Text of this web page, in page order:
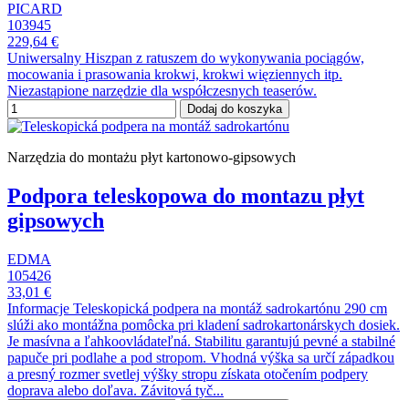
PICARD
103945
229,64 €
Uniwersalny Hiszpan z ratuszem do wykonywania pociągów,
mocowania i prasowania krokwi, krokwi więziennych itp.
Niezastąpione narzędzie dla współczesnych teaserów.
Dodaj do koszyka
Narzędzia do montażu płyt kartonowo-gipsowych
Podpora teleskopowa do montazu płyt
gipsowych
EDMA
105426
33,01 €
Informacje Teleskopická podpera na montáž sadrokartónu 290 cm
slúži ako montážna pomôcka pri kladení sadrokartonárskych dosiek.
Je masívna a ľahkoovládateľná. Stabilitu garantujú pevné a stabilné
papuče pri podlahe a pod stropom. Vhodná výška sa určí západkou
a presný rozmer svetlej výšky stropu získata otočením podpery
doprava alebo doľava. Závitová tyč...